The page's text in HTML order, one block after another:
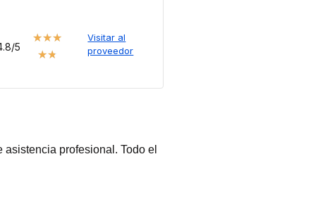
5
★★★
★★
Visitar al
proveedor
profesional. Todo el